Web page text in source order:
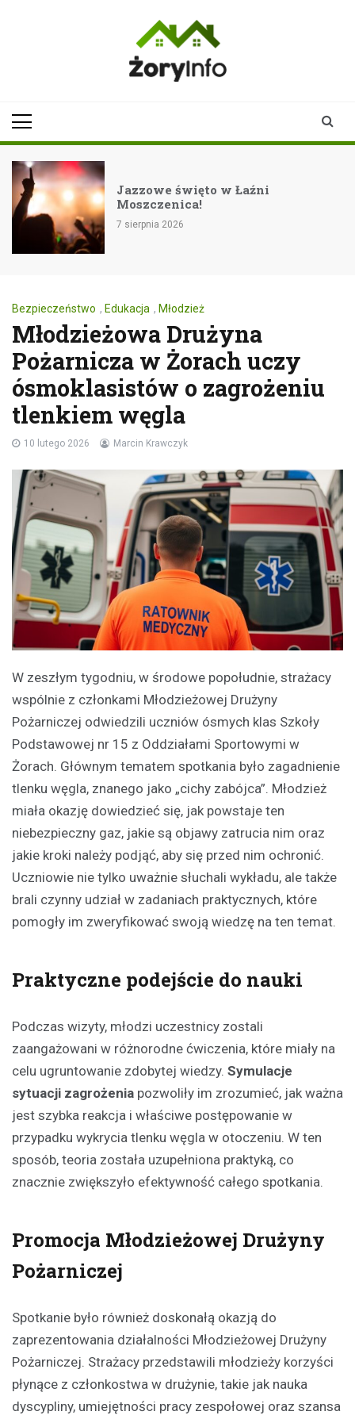
Jazzowe święto w Łaźni
Moszczenica!
7 sierpnia 2026
Bezpieczeństwo , Edukacja , Młodzież
Młodzieżowa Drużyna
Pożarnicza w Żorach uczy
ósmoklasistów o zagrożeniu
tlenkiem węgla
10 lutego 2026 Marcin Krawczyk
W zeszłym tygodniu, w środowe popołudnie, strażacy
wspólnie z członkami Młodzieżowej Drużyny
Pożarniczej odwiedzili uczniów ósmych klas Szkoły
Podstawowej nr 15 z Oddziałami Sportowymi w
Żorach. Głównym tematem spotkania było zagadnienie
tlenku węgla, znanego jako „cichy zabójca”. Młodzież
miała okazję dowiedzieć się, jak powstaje ten
niebezpieczny gaz, jakie są objawy zatrucia nim oraz
jakie kroki należy podjąć, aby się przed nim ochronić.
Uczniowie nie tylko uważnie słuchali wykładu, ale także
brali czynny udział w zadaniach praktycznych, które
pomogły im zweryfikować swoją wiedzę na ten temat.
Praktyczne podejście do nauki
Podczas wizyty, młodzi uczestnicy zostali
zaangażowani w różnorodne ćwiczenia, które miały na
celu ugruntowanie zdobytej wiedzy. Symulacje
sytuacji zagrożenia pozwoliły im zrozumieć, jak ważna
jest szybka reakcja i właściwe postępowanie w
przypadku wykrycia tlenku węgla w otoczeniu. W ten
sposób, teoria została uzupełniona praktyką, co
znacznie zwiększyło efektywność całego spotkania.
Promocja Młodzieżowej Drużyny
Pożarniczej
Spotkanie było również doskonałą okazją do
zaprezentowania działalności Młodzieżowej Drużyny
Pożarniczej. Strażacy przedstawili młodzieży korzyści
płynące z członkostwa w drużynie, takie jak nauka
dyscypliny, umiejętności pracy zespołowej oraz szansa